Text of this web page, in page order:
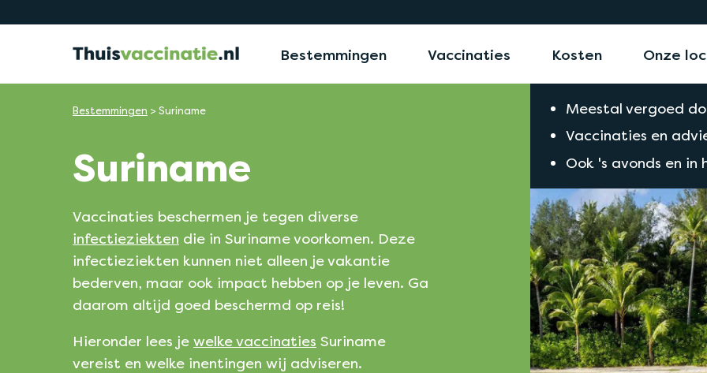
Bestemmingen Vaccinaties Kosten Onze
Bestemmingen > Suriname
Meestal vergoed
Vaccinaties en
Ook 's avonds en in
Suriname
Vaccinaties beschermen je tegen diverse
infectieziekten die in Suriname voorkomen. Deze
infectieziekten kunnen niet alleen je vakantie
bederven, maar ook impact hebben op je leven. Ga
daarom altijd goed beschermd op reis!
Hieronder lees je welke vaccinaties Suriname
vereist en welke inentingen wij adviseren.